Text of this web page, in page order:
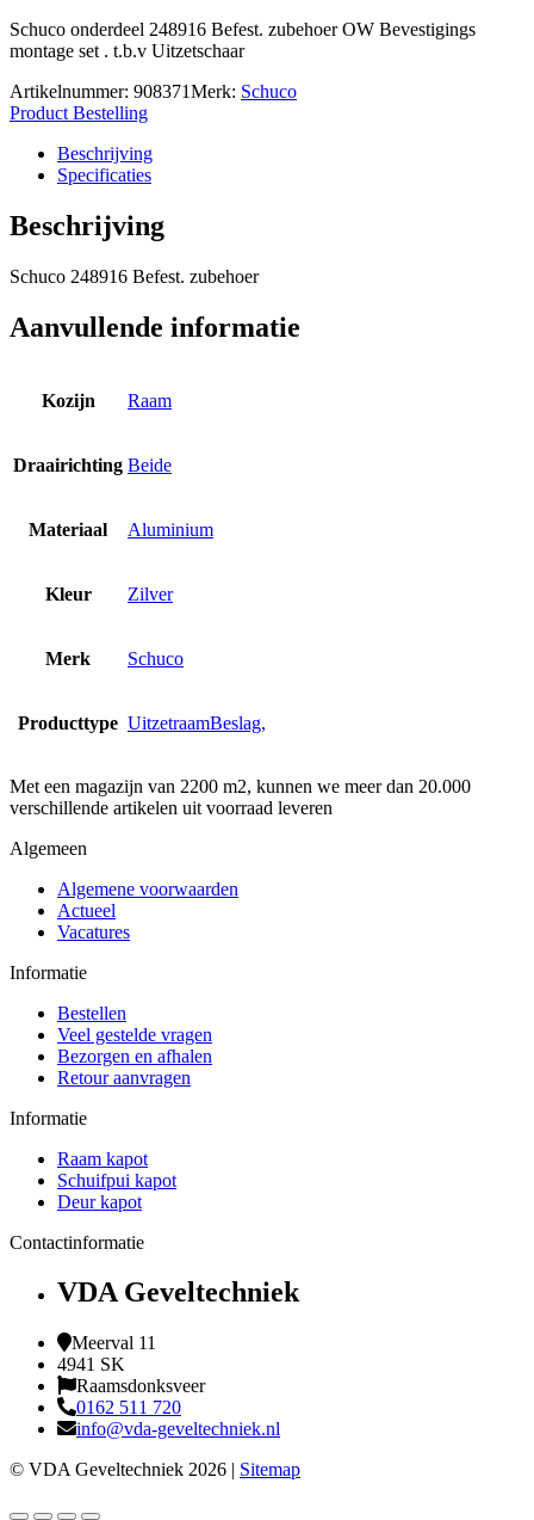
Schuco onderdeel 248916 Befest. zubehoer OW Bevestigings
montage set . t.b.v Uitzetschaar
Artikelnummer: 908371Merk: Schuco
Product Bestelling
Beschrijving
Specificaties
Beschrijving
Schuco 248916 Befest. zubehoer
Aanvullende informatie
Kozijn Raam
Draairichting Beide
Materiaal Aluminium
Kleur Zilver
Merk Schuco
Producttype UitzetraamBeslag,
Met een magazijn van 2200 m2, kunnen we meer dan 20.000
verschillende artikelen uit voorraad leveren
Algemeen
Algemene voorwaarden
Actueel
Vacatures
Informatie
Bestellen
Veel gestelde vragen
Bezorgen en afhalen
Retour aanvragen
Informatie
Raam kapot
Schuifpui kapot
Deur kapot
Contactinformatie
VDA Geveltechniek
Meerval 11
4941 SK
Raamsdonksveer
0162 511 720
info@vda-geveltechniek.nl
© VDA Geveltechniek 2026 | Sitemap